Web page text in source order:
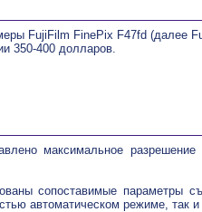
FujiFilm FinePix F47fd (далее
350-400 долларов.
максимальное
сопоставимые параметры
автоматическом режиме, так